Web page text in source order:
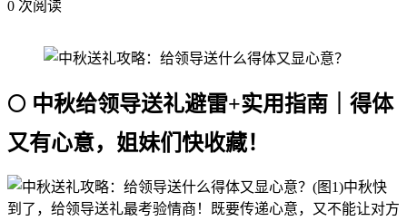
0 次阅读
🌕 中秋给领导送礼避雷+实用指南｜得体
又有心意，姐妹们快收藏！
中秋快
到了，给领导送礼最考验情商！既要传递心意，又不能让对方